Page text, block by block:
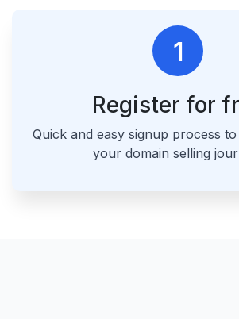
1
Register for
Quick and easy signup process
your domain selling